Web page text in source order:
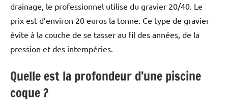
drainage, le professionnel utilise du gravier 20/40. Le
prix est d’environ 20 euros la tonne. Ce type de gravier
évite à la couche de se tasser au fil des années, de la
pression et des intempéries.
Quelle est la profondeur d’une piscine
coque ?